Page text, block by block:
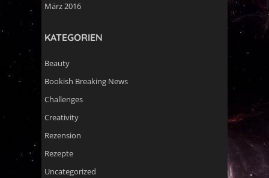
März 2016
KATEGORIEN
Beauty
Bookish Breaking News
Challenges
Creativity
Rezension
Rezepte
Uncategorized